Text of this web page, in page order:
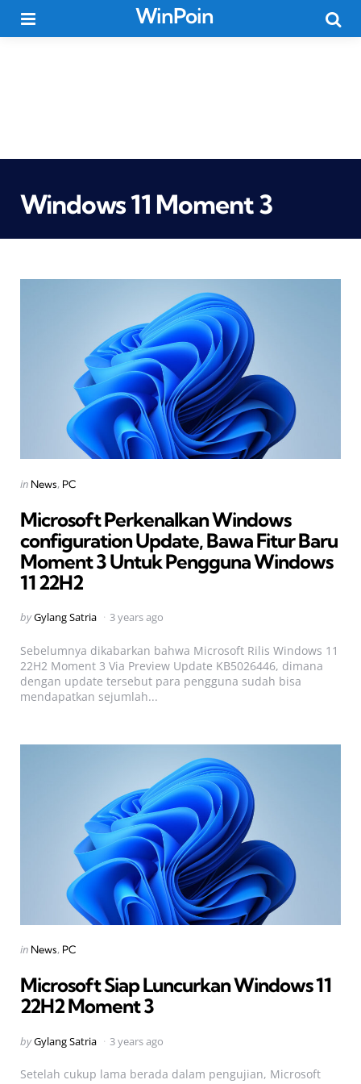
WinPoin
Windows 11 Moment 3
Categories
Posted
in News PC
Microsoft Perkenalkan Windows
configuration Update, Bawa Fitur Baru
Moment 3 Untuk Pengguna Windows
11 22H2
Posted
byGylang Satria 3 years ago
Sebelumnya dikabarkan bahwa Microsoft Rilis Windows 11
22H2 Moment 3 Via Preview Update KB5026446, dimana
dengan update tersebut para pengguna sudah bisa
mendapatkan sejumlah...
Categories
Posted
in News PC
Microsoft Siap Luncurkan Windows 11
22H2 Moment 3
Posted
byGylang Satria 3 years ago
Setelah cukup lama berada dalam pengujian, Microsoft